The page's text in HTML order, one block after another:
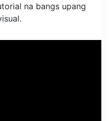
na bangs upang